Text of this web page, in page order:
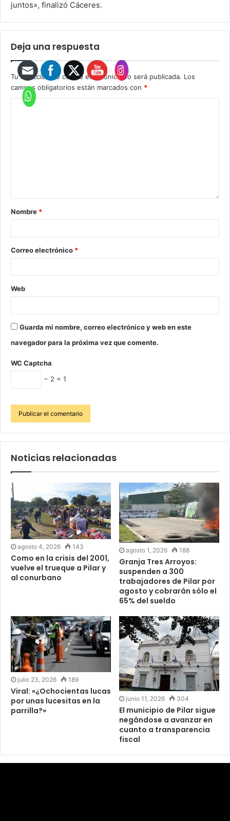
juntos», finalizó Cáceres.
Deja una respuesta
Tu dirección de correo electrónico no será publicada. Los
campos obligatorios están marcados con *
Nombre *
Correo electrónico *
Web
Guarda mi nombre, correo electrónico y web en este
navegador para la próxima vez que comente.
WC Captcha
− 2 = 1
Noticias relacionadas
agosto 4, 2026 143
Como en la crisis del 2001,
vuelve el trueque a Pilar y
al conurbano
agosto 1, 2026 188
Granja Tres Arroyos:
suspenden a 300
trabajadores de Pilar por
agosto y cobrarán sólo el
65% del sueldo
julio 23, 2026 189
Viral: «¿Ochocientas lucas
por unas lucesitas en la
parrilla?»
junio 11, 2026 304
El municipio de Pilar sigue
negándose a avanzar en
cuanto a transparencia
fiscal